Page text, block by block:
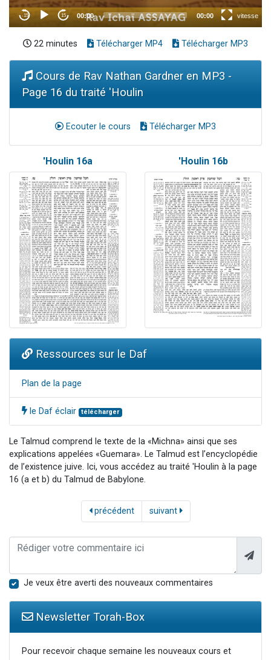
22 minutes Télécharger MP4 Télécharger MP3
Cours de Rav Nathan Gardner en MP3 -
Page 16 du traité 'Houlin
Ecouter le cours Télécharger MP3
'Houlin 16a 'Houlin 16b
Ressources sur le Daf
Plan de la page
le Daf éclair télécharger
Le Talmud comprend le texte de la «Michna» ainsi que ses
explications appelées «Guemara». Le Talmud est l’encyclopédie
de l’existence juive. Ici, vous accédez au traité 'Houlin à la page
16 (a et b) du Talmud de Babylone.
précédent suivant
Je veux être averti des nouveaux commentaires
Newsletter Torah-Box
Pour recevoir chaque semaine les nouveaux cours et